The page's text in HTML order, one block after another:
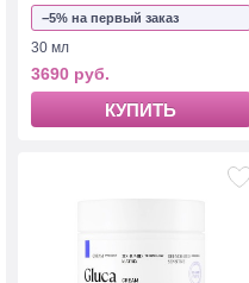
−5% на первый заказ
30 мл
3690 руб.
КУПИТЬ